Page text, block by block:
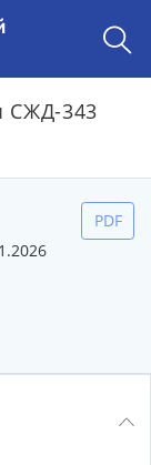
СЖД-343
PDF